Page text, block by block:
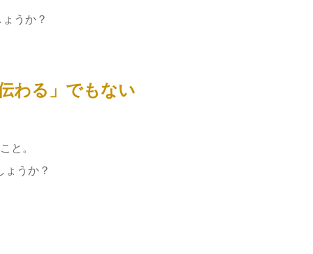
うか？
わる」でもない
と。
ょうか？